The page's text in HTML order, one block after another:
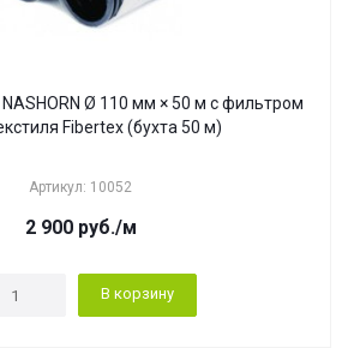
Ø 110 мм × 50 м с фильтром
Fibertex (бухта 50 м)
Артикул: 10052
2 900руб./м
В корзину